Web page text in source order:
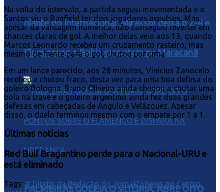
diante do Internacional, Mirassol deixa o Z-4 e
Fluminense e Bahia empatam no Maracanã
PALMEIRAS GOLEIA O VITÓRIA, ABRE OITO
Na volta do intervalo, a partida seguiu movimentada e o
Santos viu o Banfield ter dois jogadores expulsos. Mas,
apesar da vantagem numérica, não conseguiu reverter em
chances claras de gol. A melhor delas veio aos 13, quando
Marcos Leonardo recebeu um cruzamento rasteiro, mas
mesmo de frente para o gol, chutou por cima.
Em um lance parecido, aos 28 minutos, Vinícius Zanocelo
recebeu e chutou fraco, desta vez para uma boa defesa do
goleiro Bologna. Bruno Oliveira ainda chegou a chutar uma
bola na trave e o goleiro argentino ainda fez duas grandes
defesas em cabeçadas de Angulo e Velázquez. Apesar
disso, o duelo terminou mesmo com o empate por 1 a 1.
Últimas notícias
Red Bull Bragantino perde para o Nacional-URU e
está eliminado
Tags: # Direto da Redação do Jornal25News no Centro